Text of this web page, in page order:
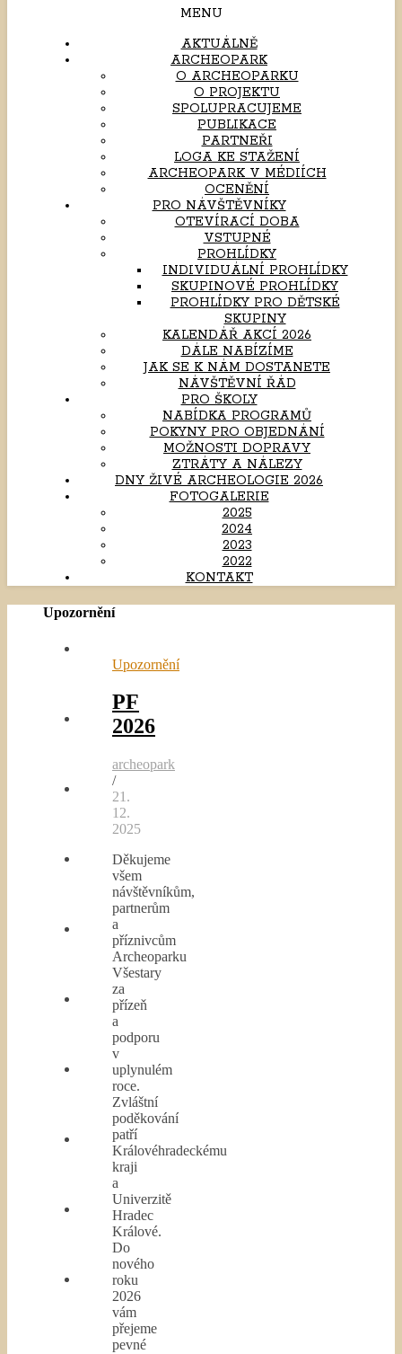
MENU
AKTUÁLNĚ
ARCHEOPARK
O ARCHEOPARKU
O PROJEKTU
SPOLUPRACUJEME
PUBLIKACE
PARTNEŘI
LOGA KE STAŽENÍ
ARCHEOPARK V MÉDIÍCH
OCENĚNÍ
PRO NÁVŠTĚVNÍKY
OTEVÍRACÍ DOBA
VSTUPNÉ
PROHLÍDKY
INDIVIDUÁLNÍ PROHLÍDKY
SKUPINOVÉ PROHLÍDKY
PROHLÍDKY PRO DĚTSKÉ
SKUPINY
KALENDÁŘ AKCÍ 2026
DÁLE NABÍZÍME
JAK SE K NÁM DOSTANETE
NÁVŠTĚVNÍ ŘÁD
PRO ŠKOLY
NABÍDKA PROGRAMŮ
POKYNY PRO OBJEDNÁNÍ
MOŽNOSTI DOPRAVY
ZTRÁTY A NÁLEZY
DNY ŽIVÉ ARCHEOLOGIE 2026
FOTOGALERIE
2025
2024
2023
2022
KONTAKT
Upozornění
Upozornění
PF
2026
archeopark
/
21.
12.
2025
Děkujeme
všem
návštěvníkům,
partnerům
a
příznivcům
Archeoparku
Všestary
za
přízeň
a
podporu
v
uplynulém
roce.
Zvláštní
poděkování
patří
Královéhradeckému
kraji
a
Univerzitě
Hradec
Králové.
Do
nového
roku
2026
vám
přejeme
pevné